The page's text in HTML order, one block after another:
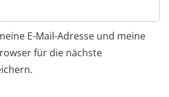
E-Mail-Adresse und meine
für die nächste